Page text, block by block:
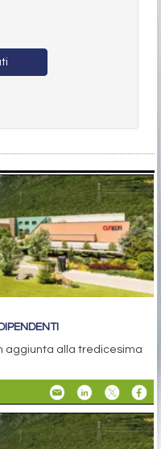
aggiunta alla tredicesima